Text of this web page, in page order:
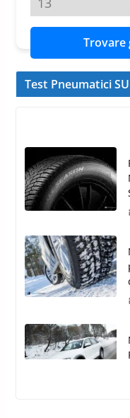
Trovare
Test Pneumatici
Yokohama
invernali SUV